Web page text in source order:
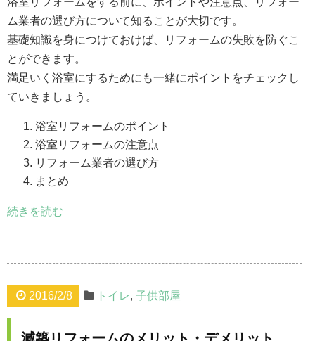
ム業者の選び方について知ることが大切です。
基礎知識を身につけておけば、リフォームの失敗を防ぐこ
とができます。
満足いく浴室にするためにも一緒にポイントをチェックし
ていきましょう。
浴室リフォームのポイント
浴室リフォームの注意点
リフォーム業者の選び方
まとめ
続きを読む
2016/2/8 トイレ,子供部屋